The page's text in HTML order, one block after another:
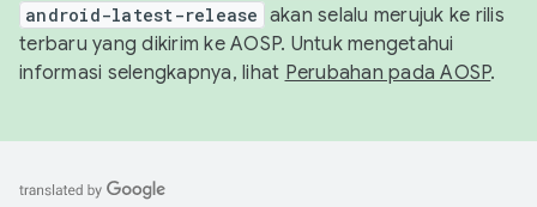
android-latest-release akan selalu merujuk ke rilis
terbaru yang dikirim ke AOSP. Untuk mengetahui
informasi selengkapnya, lihat Perubahan pada AOSP.